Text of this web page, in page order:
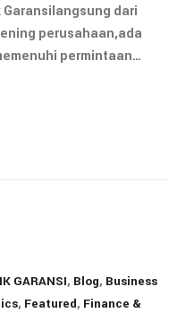
dari
perusahaan,ada
permintaan…
GARANSI, Blog, Business
, Featured, Finance &